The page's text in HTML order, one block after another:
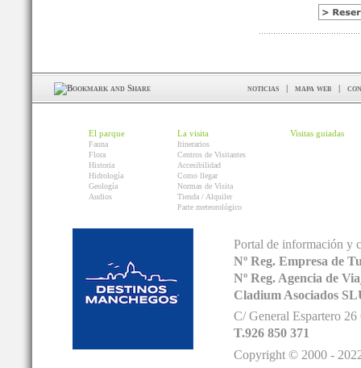
noticias | mapa web |
El parque
Fauna
Flora
Historia
Hidrología
Geología
Audios
La visita
Itinerarios
Centros de Visitantes
Accesibilidad
Como llegar
Normas de Visita
Tienda / Alquiler
Parte meteorológico
Visitas guiadas
Portal de información y
Nº Reg. Empresa de
Nº Reg. Agencia de
Cladium Asociados
C/ General Espartero
T.926 850 371
Copyright © 2000 -